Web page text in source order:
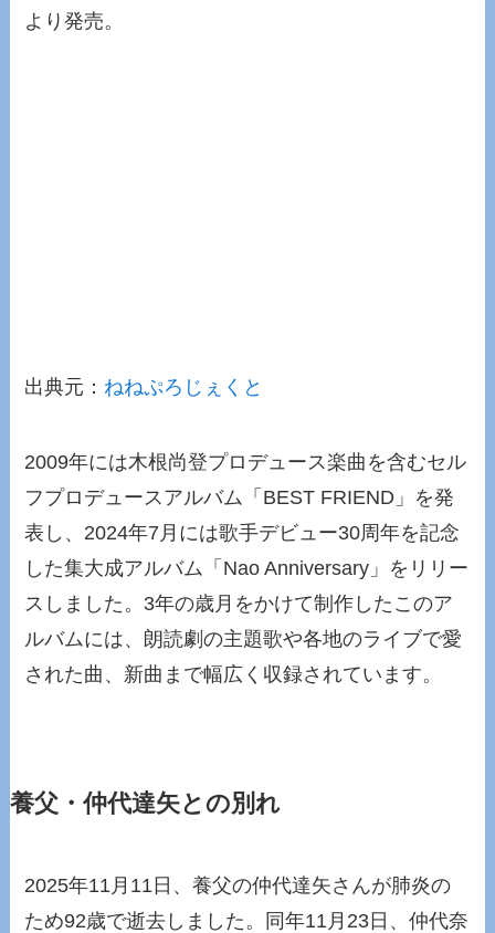
より発売。
出典元： ねねぷろじぇくと
2009年には木根尚登プロデュース楽曲を含むセル
フプロデュースアルバム「BEST FRIEND」を発
表し、2024年7月には歌手デビュー30周年を記念
した集大成アルバム「Nao Anniversary」をリリー
スしました。3年の歳月をかけて制作したこのア
ルバムには、朗読劇の主題歌や各地のライブで愛
された曲、新曲まで幅広く収録されています。
養父・仲代達矢との別れ
2025年11月11日、養父の仲代達矢さんが肺炎の
ため92歳で逝去しました。同年11月23日、仲代奈